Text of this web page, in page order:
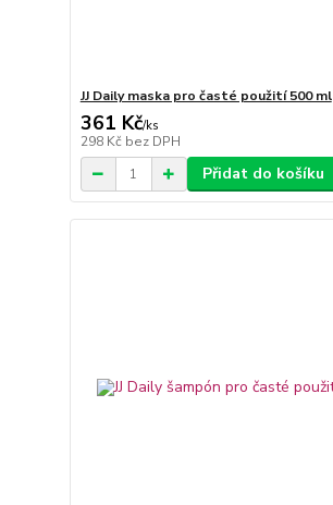
JJ Daily maska pro časté použití 500 ml
361 Kč/ks
298 Kč bez DPH
Přidat do košíku